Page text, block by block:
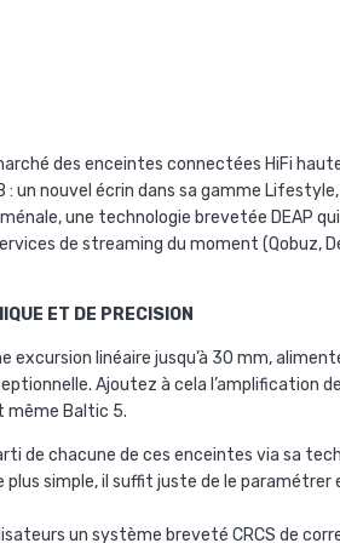
des enceintes connectées HiFi haute
: un nouvel écrin dans sa gamme
une technologie brevetée DEAP
de streaming du moment (Qobuz,
ET DE PRECISION
excursion linéaire jusqu’à 30 mm,
Ajoutez à cela l’amplification
même Baltic 5.
de chacune de ces enceintes via sa
plus simple, il suffit juste de le
un système breveté CRCS de